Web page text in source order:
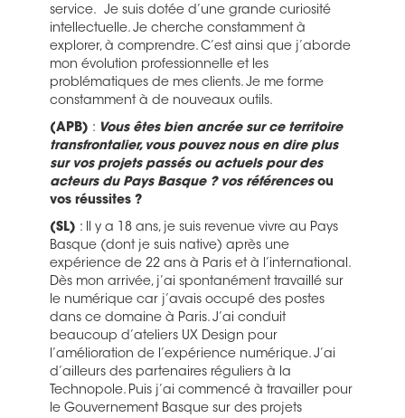
service. Je suis dotée d’une grande curiosité
intellectuelle. Je cherche constamment à
explorer, à comprendre. C’est ainsi que j’aborde
mon évolution professionnelle et les
problématiques de mes clients. Je me forme
constamment à de nouveaux outils.
(APB) : Vous êtes bien ancrée sur ce territoire
transfrontalier, vous pouvez nous en dire plus
sur vos projets passés ou actuels pour des
acteurs du Pays Basque ? vos référencesou
vos réussites ?
(SL) : Il y a 18 ans, je suis revenue vivre au Pays
Basque (dont je suis native) après une
expérience de 22 ans à Paris et à l’international.
Dès mon arrivée, j’ai spontanément travaillé sur
le numérique car j’avais occupé des postes
dans ce domaine à Paris. J’ai conduit
beaucoup d’ateliers UX Design pour
l’amélioration de l’expérience numérique. J’ai
d’ailleurs des partenaires réguliers à la
Technopole. Puis j’ai commencé à travailler pour
le Gouvernement Basque sur des projets